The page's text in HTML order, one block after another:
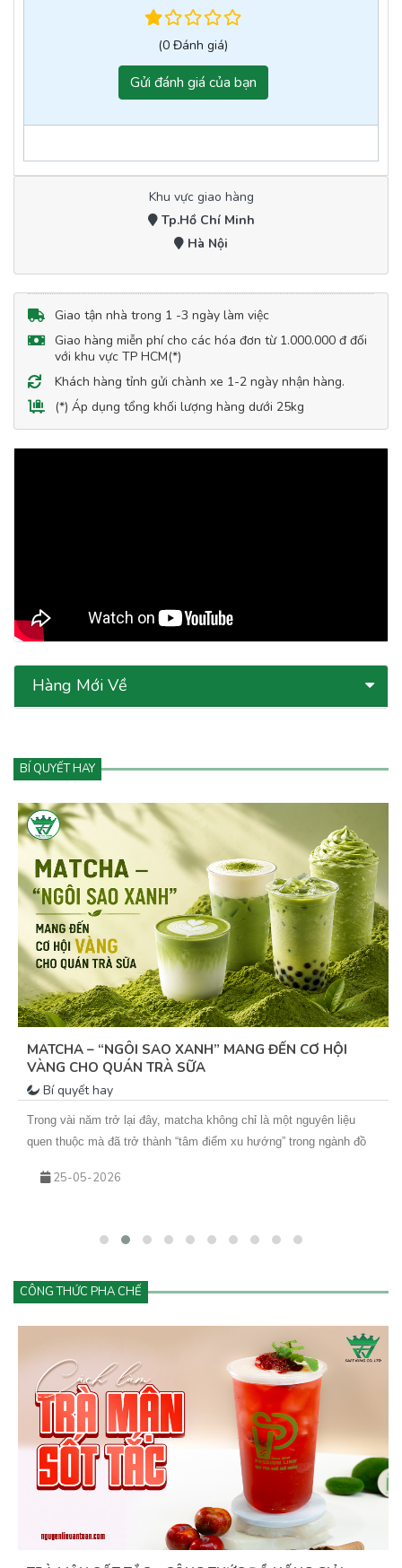
(0 Đánh giá)
Gửi đánh giá của bạn
Khu vực giao hàng
Tp.Hồ Chí Minh
Hà Nội
Giao tận nhà trong 1 -3 ngày làm việc
Giao hàng miễn phí cho các hóa đơn từ 1.000.000 đ đối
với khu vực TP HCM(*)
Khách hàng tỉnh gửi chành xe 1-2 ngày nhận hàng.
(*) Áp dụng tổng khối lượng hàng dưới 25kg
Hàng Mới Về
BÍ QUYẾT HAY
MATCHA – “NGÔI SAO XANH” MANG ĐẾN CƠ HỘI
VÀNG CHO QUÁN TRÀ SỮA
Bí quyết hay
Trong vài năm trở lại đây, matcha không chỉ là một nguyên liệu
quen thuộc mà đã trở thành “tâm điểm xu hướng” trong ngành đồ
như matcha kem cheese, matcha dừa, matcha đá xay… tất cả đều
để kinh doanh đồ uống matcha hiệu quả, lâu dài?
25-05-2026
CÔNG THỨC PHA CHẾ